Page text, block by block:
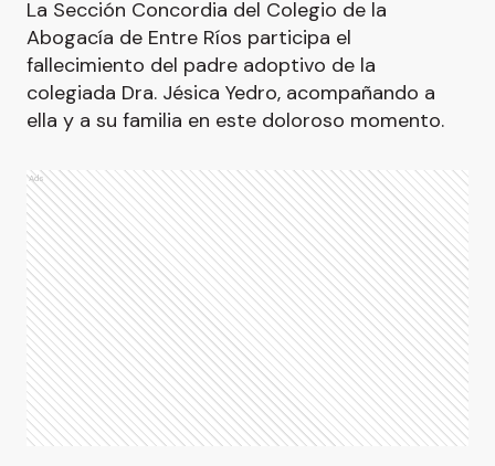
La Sección Concordia del Colegio de la
Abogacía de Entre Ríos participa el
fallecimiento del padre adoptivo de la
colegiada Dra. Jésica Yedro, acompañando a
ella y a su familia en este doloroso momento.
Ads